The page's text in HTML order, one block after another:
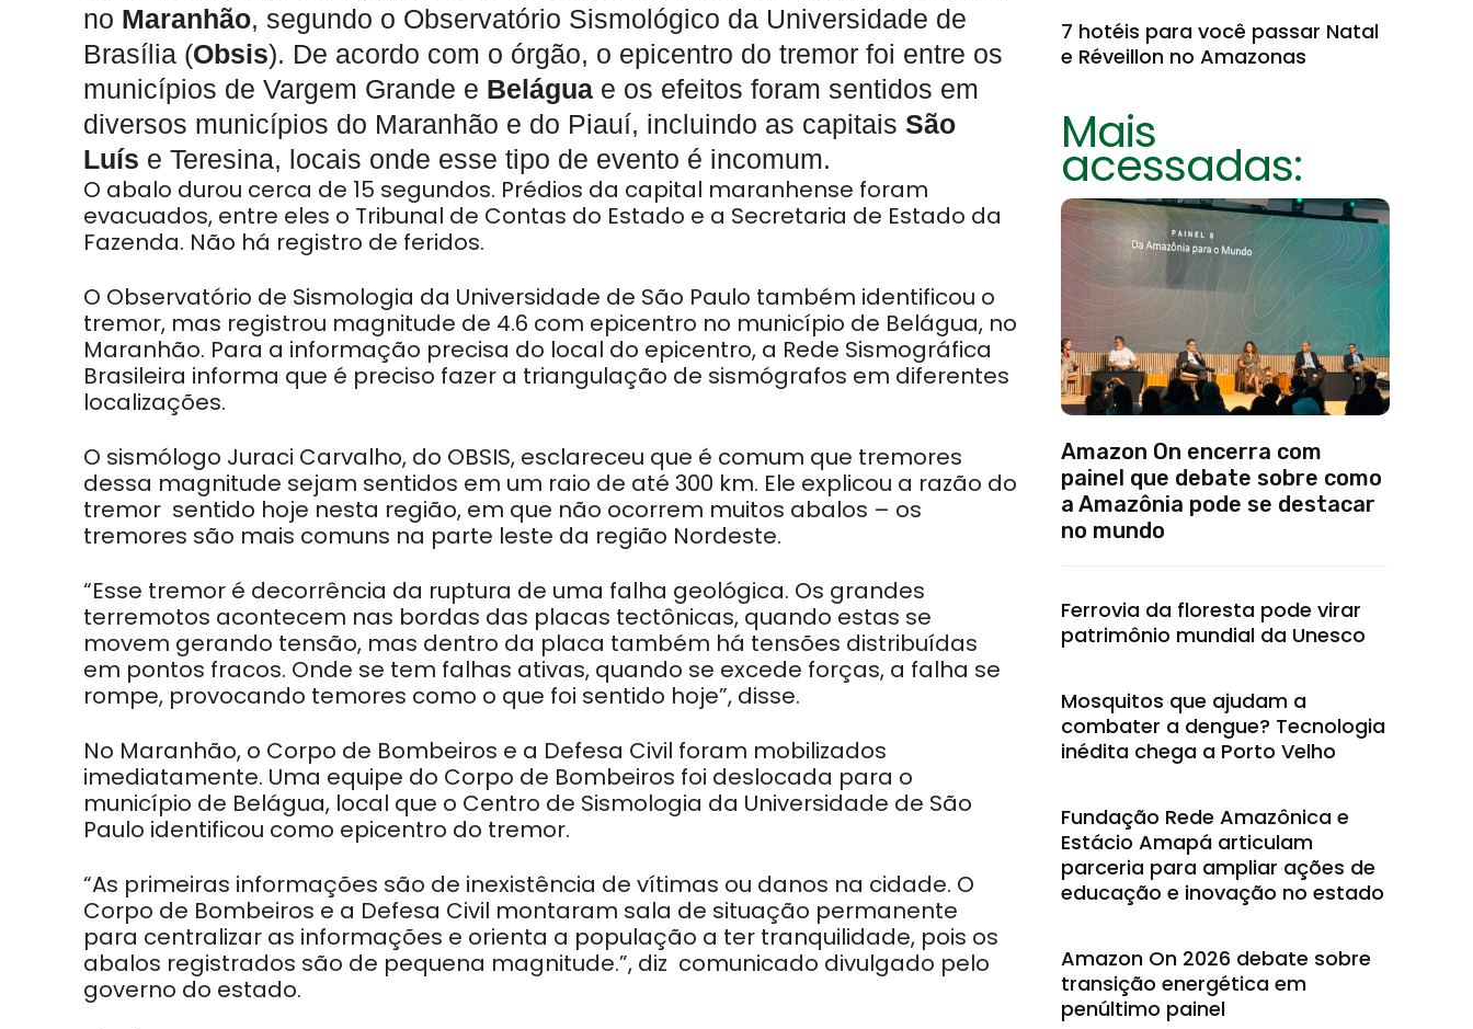
no Maranhão, segundo o Observatório Sismológico da Universidade de
Brasília (Obsis). De acordo com o órgão, o epicentro do tremor foi entre os
municípios de Vargem Grande e Belágua e os efeitos foram sentidos em
diversos municípios do Maranhão e do Piauí, incluindo as capitais São
Luís e Teresina, locais onde esse tipo de evento é incomum.
O abalo durou cerca de 15 segundos. Prédios da capital maranhense foram
evacuados, entre eles o Tribunal de Contas do Estado e a Secretaria de Estado da
Fazenda. Não há registro de feridos.
O Observatório de Sismologia da Universidade de São Paulo também identificou o
tremor, mas registrou magnitude de 4.6 com epicentro no município de Belágua, no
Maranhão. Para a informação precisa do local do epicentro, a Rede Sismográfica
Brasileira informa que é preciso fazer a triangulação de sismógrafos em diferentes
localizações.
O sismólogo Juraci Carvalho, do OBSIS, esclareceu que é comum que tremores
dessa magnitude sejam sentidos em um raio de até 300 km. Ele explicou a razão do
tremor sentido hoje nesta região, em que não ocorrem muitos abalos – os
tremores são mais comuns na parte leste da região Nordeste.
“Esse tremor é decorrência da ruptura de uma falha geológica. Os grandes
terremotos acontecem nas bordas das placas tectônicas, quando estas se
movem gerando tensão, mas dentro da placa também há tensões distribuídas
em pontos fracos. Onde se tem falhas ativas, quando se excede forças, a falha se
rompe, provocando temores como o que foi sentido hoje”, disse.
No Maranhão, o Corpo de Bombeiros e a Defesa Civil foram mobilizados
imediatamente. Uma equipe do Corpo de Bombeiros foi deslocada para o
município de Belágua, local que o Centro de Sismologia da Universidade de São
Paulo identificou como epicentro do tremor.
“As primeiras informações são de inexistência de vítimas ou danos na cidade. O
Corpo de Bombeiros e a Defesa Civil montaram sala de situação permanente
para centralizar as informações e orienta a população a ter tranquilidade, pois os
abalos registrados são de pequena magnitude.”, diz comunicado divulgado pelo
governo do estado.
7 hotéis para você passar Natal
e Réveillon no Amazonas
Mais
acessadas:
Amazon On encerra com
painel que debate sobre como
a Amazônia pode se destacar
no mundo
Ferrovia da floresta pode virar
patrimônio mundial da Unesco
Mosquitos que ajudam a
combater a dengue? Tecnologia
inédita chega a Porto Velho
Fundação Rede Amazônica e
Estácio Amapá articulam
parceria para ampliar ações de
educação e inovação no estado
Amazon On 2026 debate sobre
transição energética em
penúltimo painel